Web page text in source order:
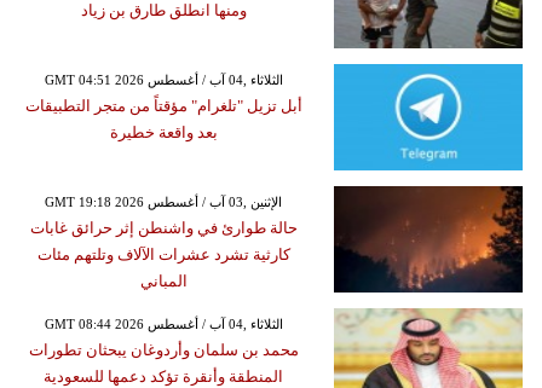
ومنها انطلق طارق بن زياد
GMT 04:51 2026 الثلاثاء ,04 آب / أغسطس
أبل تزيل "تلغرام" مؤقتاً من متجر التطبيقات
بعد واقعة خطيرة
GMT 19:18 2026 الإثنين ,03 آب / أغسطس
حالة طوارئ في واشنطن إثر حرائق غابات
كارثية تشرد عشرات الآلاف وتلتهم مئات
المباني
GMT 08:44 2026 الثلاثاء ,04 آب / أغسطس
محمد بن سلمان وأردوغان يبحثان تطورات
المنطقة وأنقرة تؤكد دعمها للسعودية